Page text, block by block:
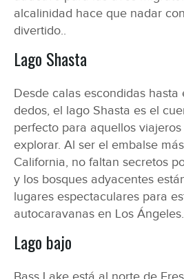
alcalinidad hace que nadar
divertido..
Lago Shasta
Desde calas escondidas hasta
dedos, el lago Shasta es el
perfecto para aquellos
explorar. Al ser el embalse
California, no faltan secretos
y los bosques adyacentes
lugares espectaculares para
autocaravanas en Los Ángeles.
Lago bajo
Bass Lake está al norte de